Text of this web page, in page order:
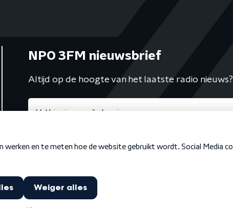
NPO 3FM nieuwsbrief
Altijd op de hoogte van het laatste radio nieuws?